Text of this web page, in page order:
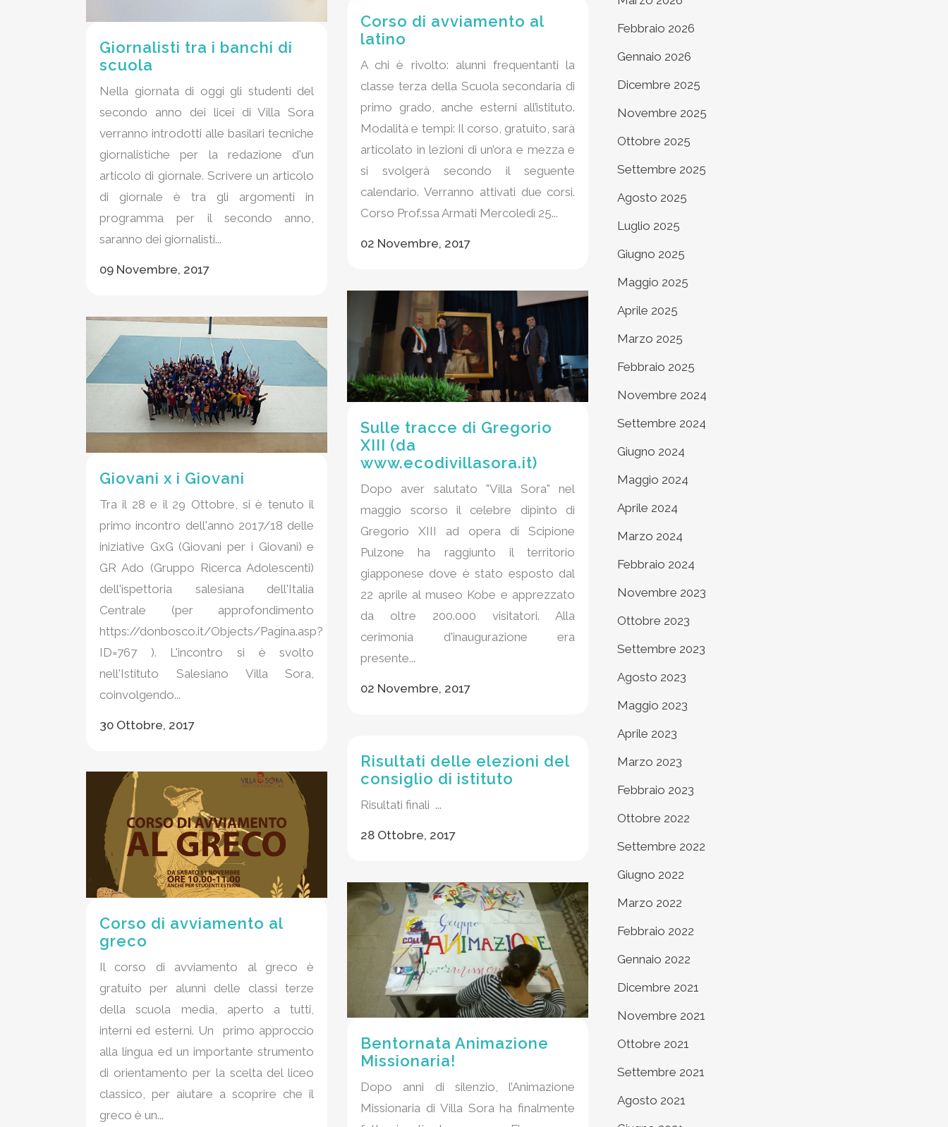
Giornalisti tra i banchi di
scuola
Nella giornata di oggi gli studenti del
secondo anno dei licei di Villa Sora
verranno introdotti alle basilari tecniche
giornalistiche per la redazione d'un
articolo di giornale. Scrivere un articolo
di giornale è tra gli argomenti in
programma per il secondo anno,
saranno dei giornalisti...
09 Novembre, 2017
Corso di avviamento al
latino
A chi è rivolto: alunni frequentanti la
classe terza della Scuola secondaria di
primo grado, anche esterni all’istituto.
Modalità e tempi: Il corso, gratuito, sarà
articolato in lezioni di un’ora e mezza e
si svolgerà secondo il seguente
calendario. Verranno attivati due corsi.
Corso Prof.ssa Armati Mercoledì 25...
02 Novembre, 2017
Sulle tracce di Gregorio
XIII (da
www.ecodivillasora.it)
Dopo aver salutato "Villa Sora" nel
maggio scorso il celebre dipinto di
Gregorio XIII ad opera di Scipione
Pulzone ha raggiunto il territorio
giapponese dove è stato esposto dal
22 aprile al museo Kobe e apprezzato
da oltre 200.000 visitatori. Alla
cerimonia d'inaugurazione era
presente...
02 Novembre, 2017
Giovani x i Giovani
Tra il 28 e il 29 Ottobre, si è tenuto il
primo incontro dell'anno 2017/18 delle
iniziative GxG (Giovani per i Giovani) e
GR Ado (Gruppo Ricerca Adolescenti)
dell'ispettoria salesiana dell'Italia
Centrale (per approfondimento
https://donbosco.it/Objects/Pagina.asp?
ID=767 ). L'incontro si è svolto
nell'Istituto Salesiano Villa Sora,
coinvolgendo...
30 Ottobre, 2017
Risultati delle elezioni del
consiglio di istituto
Risultati finali ...
28 Ottobre, 2017
Corso di avviamento al
greco
Il corso di avviamento al greco è
gratuito per alunni delle classi terze
della scuola media, aperto a tutti,
interni ed esterni. Un primo approccio
alla lingua ed un importante strumento
di orientamento per la scelta del liceo
classico, per aiutare a scoprire che il
greco è un...
Bentornata Animazione
Missionaria!
Dopo anni di silenzio, l’Animazione
Missionaria di Villa Sora ha finalmente
Febbraio 2026
Gennaio 2026
Dicembre 2025
Novembre 2025
Ottobre 2025
Settembre 2025
Agosto 2025
Luglio 2025
Giugno 2025
Maggio 2025
Aprile 2025
Marzo 2025
Febbraio 2025
Novembre 2024
Settembre 2024
Giugno 2024
Maggio 2024
Aprile 2024
Marzo 2024
Febbraio 2024
Novembre 2023
Ottobre 2023
Settembre 2023
Agosto 2023
Maggio 2023
Aprile 2023
Marzo 2023
Febbraio 2023
Ottobre 2022
Settembre 2022
Giugno 2022
Marzo 2022
Febbraio 2022
Gennaio 2022
Dicembre 2021
Novembre 2021
Ottobre 2021
Settembre 2021
Agosto 2021